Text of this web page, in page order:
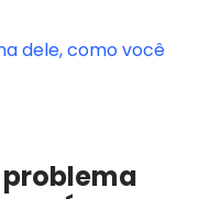
problema